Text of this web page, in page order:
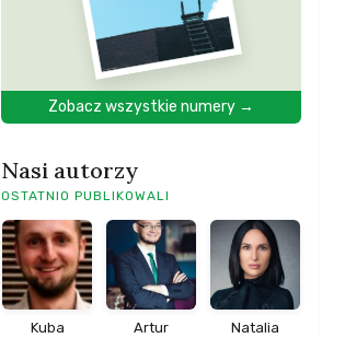
Zobacz wszystkie numery →
Nasi autorzy
OSTATNIO PUBLIKOWALI
Kuba
Artur
Natalia